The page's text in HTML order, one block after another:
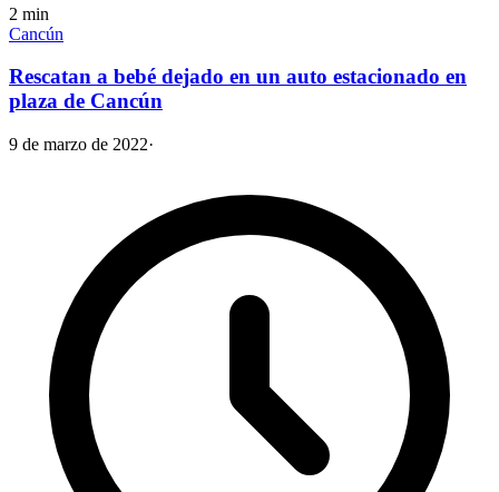
2 min
Cancún
Rescatan a bebé dejado en un auto estacionado en
plaza de Cancún
9 de marzo de 2022·